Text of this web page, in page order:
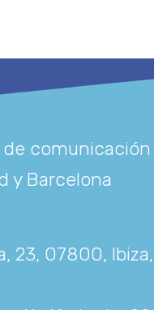
de comunicación
y Barcelona
23, 07800, Ibiza,